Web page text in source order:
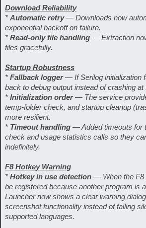
Download Reliability
* Automatic retry— Downloads now
exponential backoff on failure.
* Read-only file handling — Extraction
files gracefully.
Startup Robustness
* Fallback logger— If Serilog initialization
back to debug output instead of crashing at
* Initialization order— The service
temp-folder check, and startup cleanup
more resilient.
* Timeout handling — Added timeouts for
check and usage statistics calls so they
indefinitely.
F8 Hotkey Warning
* Hotkey in use detection — When the F8
be registered because another program is
Launcher now shows a clear warning
screenshot functionality instead of failing
supported languages.